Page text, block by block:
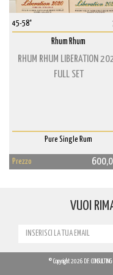
45-58°
Rhum Rhum
RHUM RHUM LIBERATION
FULL SET
Pure Single Rum
Prezzo
VUOI
© Copyright 2026 D.F.